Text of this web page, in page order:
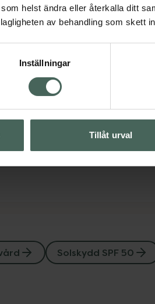
helst ändra eller återkalla ditt
av behandling som skett
Inställningar
Tillåt urval
Visa
Visa
Solskydd SPF 50